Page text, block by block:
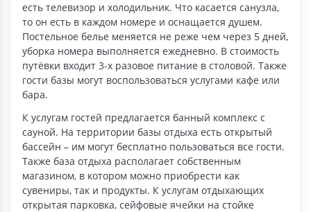
есть телевизор и холодильник. Что касается санузла,
то он есть в каждом номере и оснащается душем.
Постельное белье меняется не реже чем через 5 дней,
уборка номера выполняется ежедневно. В стоимость
путёвки входит 3-х разовое питание в столовой. Также
гости базы могут воспользоваться услугами кафе или
бара.
К услугам гостей предлагается банный комплекс с
сауной. На территории базы отдыха есть открытый
бассейн – им могут бесплатно пользоваться все гости.
Также база отдыха располагает собственным
магазином, в котором можно приобрести как
сувениры, так и продукты. К услугам отдыхающих
открытая парковка, сейфовые ячейки на стойке